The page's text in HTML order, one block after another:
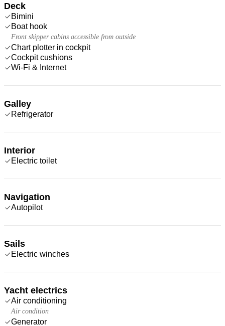
Deck
Bimini
Boat hook
Front skipper cabins accessible from outside
Chart plotter in cockpit
Cockpit cushions
Wi-Fi & Internet
Galley
Refrigerator
Interior
Electric toilet
Navigation
Autopilot
Sails
Electric winches
Yacht electrics
Air conditioning
Air condition
Generator